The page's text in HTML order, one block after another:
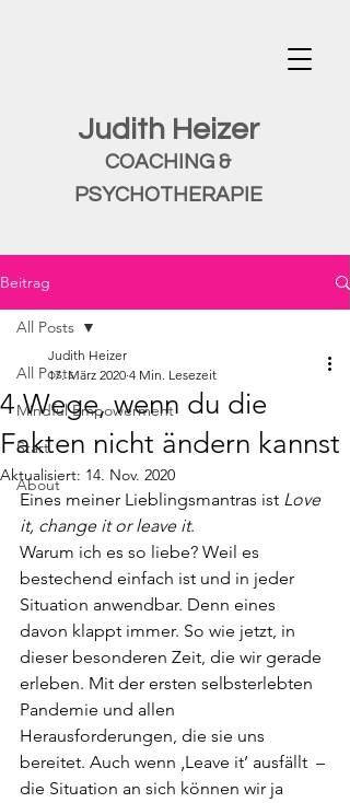
Judith Heizer
COACHING &
PSYCHOTHERAPIE
Beitrag
All Posts
Mindful Empowerment
Start
About
All Posts
4 Wege, wenn du die
Fakten nicht ändern kannst
Judith Heizer
17. März 2020 4 Min. Lesezeit
Aktualisiert: 14. Nov. 2020
Eines meiner Lieblingsmantras ist Love
it, change it or leave it.
Warum ich es so liebe? Weil es
bestechend einfach ist und in jeder
Situation anwendbar. Denn eines
davon klappt immer. So wie jetzt, in
dieser besonderen Zeit, die wir gerade
erleben. Mit der ersten selbsterlebten
Pandemie und allen
Herausforderungen, die sie uns
bereitet. Auch wenn ‚Leave it’ ausfällt  –
die Situation an sich können wir ja